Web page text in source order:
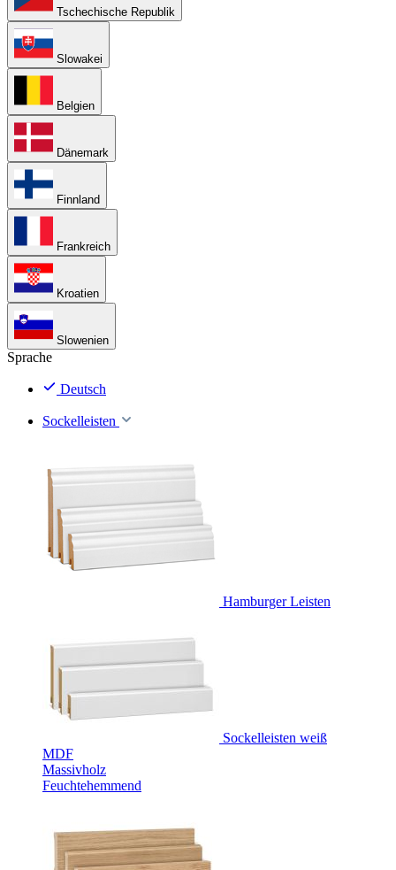
Tschechische Republik
Slowakei
Belgien
Dänemark
Finnland
Frankreich
Kroatien
Slowenien
Sprache
Deutsch
Sockelleisten
Hamburger Leisten
Sockelleisten weiß
MDF
Massivholz
Feuchtehemmend